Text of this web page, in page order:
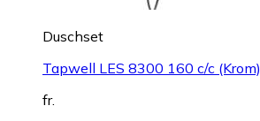
Duschset
Tapwell LES 8300 160 c/c (Krom)
fr.